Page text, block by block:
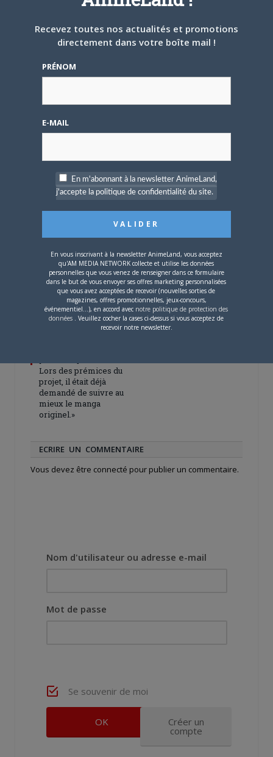
5 AOÛT 2026 0
– Spécial Posters est
disponible !
4 AOÛT 2026 0
Une nouvelle série TV
Digimon en préparation
pour 2027
Lors des prémices du
projet, il était déjà
demandé de suivre au
mieux le manga
originel.»
ECRIRE UN COMMENTAIRE
Vous devez être connecté pour publier un commentaire.
Nom d'utilisateur ou adresse e-mail
Mot de passe
Se souvenir de moi
Créer un
compte
Recevez toutes nos actualités et promotions
directement dans votre boîte mail !
PRÉNOM
E-MAIL
En m'abonnant à la newsletter AnimeLand,
j'accepte la politique de confidentialité du site.
En vous inscrivant à la newsletter AnimeLand, vous acceptez
qu'AM MEDIA NETWORK collecte et utilise les données
personnelles que vous venez de renseigner dans ce formulaire
dans le but de vous envoyer ses offres marketing personnalisées
que vous avez acceptées de recevoir (nouvelles sorties de
magazines, offres promotionnelles, jeux-concours,
événementiel...), en accord avec notre politique de protection des
données . Veuillez cocher la cases ci-dessus si vous acceptez de
recevoir notre newsletter.